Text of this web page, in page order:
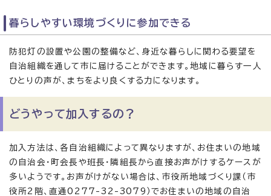
暮らしやすい環境づくりに参加できる
防犯灯の設置や公園の整備など、身近な暮らしに関わる要望を
自治組織を通して市に届けることができます。地域に暮らす一人
ひとりの声が、まちをより良くする力になります。
どうやって加入するの？
加入方法は、各自治組織によって異なりますが、お住まいの地域
の自治会・町会長や班長・隣組長から直接お声がけするケースが
多いようです。お声がけがない場合は、市役所地域づくり課（市
役所2階、直通0277-32-3079）でお住まいの地域の自治